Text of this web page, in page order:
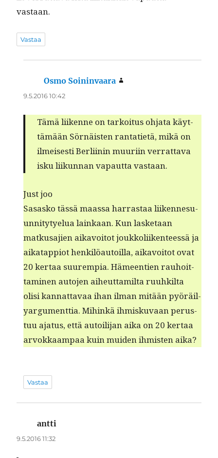
vastaan.
Vastaa
Osmo Soininvaara
9.5.2016 10:42
Tämä liikenne on tarkoi­tus ohja­ta käyt­
tämään Sörnäis­ten rantati­etä, mikä on
ilmeis­es­ti Berli­inin muuri­in ver­rat­ta­va
isku liikun­nan vapaut­ta vastaan.
Just joo
Sasasko tässä maas­sa har­ras­taa liiken­nesu­
un­ni­ty­tyelua lainkaan. Kun las­ke­taan
matkusajien aikavoitot joukkoli­iken­teessä ja
aikat­ap­pi­ot henkilöau­toil­la, aikavoitot ovat
20 ker­taa suurem­pia. Hämeen­tien rauhoit­
ta­mi­nen auto­jen aiheut­tamil­ta ruuhk­il­ta
olisi kan­nat­tavaa ihan ilman mitään pyöräil­
yargu­ment­tia. Mihinkä ihmisku­vaan perus­
tuu aja­tus, että autoil­i­jan aika on 20 ker­taa
arvokkaam­paa kuin muiden ihmis­ten aika?
Vastaa
antti
9.5.2016 11:32